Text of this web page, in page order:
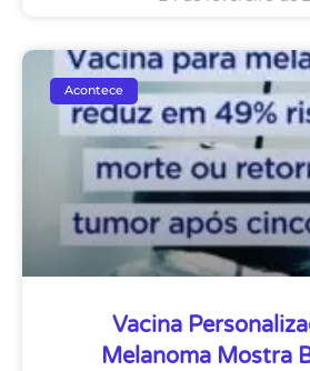
Acontece
Vacina
Melanoma Mostra